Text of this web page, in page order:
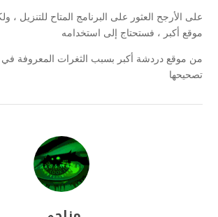
على الأرجح العثور على البرنامج المتاح للتنزيل ،
موقع أكبر ، فستحتاج إلى استخدامه
من موقع دردشة أكبر بسبب الثغرات المعروفة في
تصحيحها